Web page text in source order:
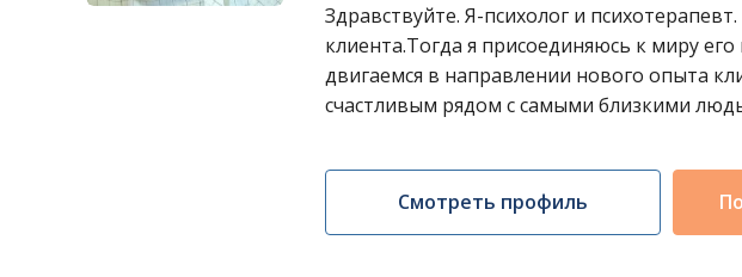
Здравствуйте. Я-психолог и
клиента.Тогда я присоединяюсь к миру
двигаемся в направлении нового опыта
счастливым рядом с самыми близкими
Смотреть профиль